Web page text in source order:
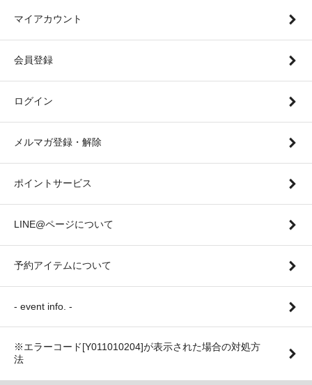
マイアカウント
会員登録
ログイン
メルマガ登録・解除
ポイントサービス
LINE@ページについて
予約アイテムについて
- event info. -
※エラーコード[Y011010204]が表示された場合の対処方
法